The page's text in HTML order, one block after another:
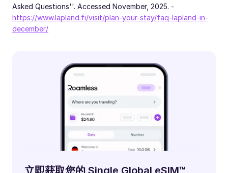
Asked Questions''. Accessed November, 2025. -
https://www.lapland.fi/visit/plan-your-stay/faq-lapland-in-
december/
立即获取您的 Single Global eSIM™